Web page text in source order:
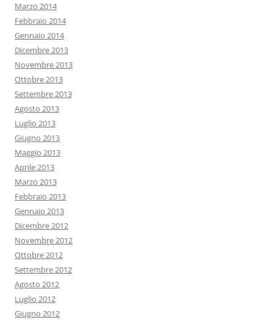
Marzo 2014
Febbraio 2014
Gennaio 2014
Dicembre 2013
Novembre 2013
Ottobre 2013
Settembre 2013
Agosto 2013
Luglio 2013
Giugno 2013
Maggio 2013
Aprile 2013
Marzo 2013
Febbraio 2013
Gennaio 2013
Dicembre 2012
Novembre 2012
Ottobre 2012
Settembre 2012
Agosto 2012
Luglio 2012
Giugno 2012